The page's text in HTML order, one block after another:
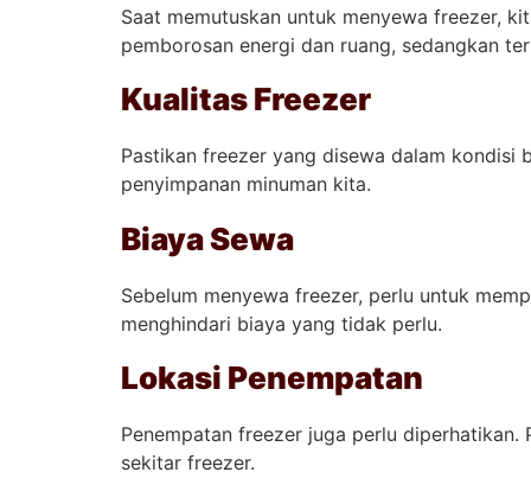
Saat memutuskan untuk menyewa freezer,
pemborosan energi dan ruang, sedangkan
Kualitas Freezer
Pastikan freezer yang disewa dalam kondisi
penyimpanan minuman kita.
Biaya Sewa
Sebelum menyewa freezer, perlu untuk
menghindari biaya yang tidak perlu.
Lokasi Penempatan
Penempatan freezer juga perlu
sekitar freezer.